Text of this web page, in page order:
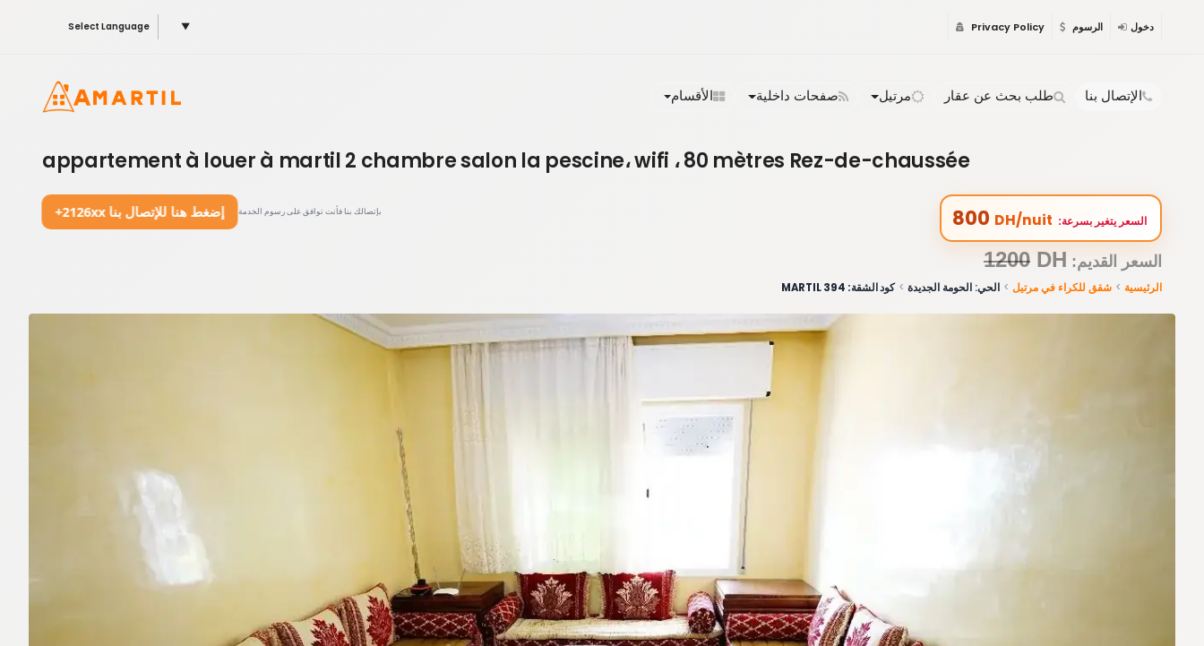
Select Language ▼ Privacy Policy الرسوم دخول
الإتصال بنا طلب بحث عن عقار مرتيل صفحات داخلية الأقسام
appartement à louer à martil 2 chambre salon la pescine، wifi ، 80 mètres Rez-de-chaussée
+2126xx إضغط هنا للإتصال بنا بإتصالك بنا فأنت توافق على رسوم الخدمة 800 DH/nuit :السعر يتغير بسرعة
1200 DH :السعر القديم
الرئيسية شقق للكراء في مرتيل الحي: الحومة الجديدة كود الشقة: 394 MARTIL